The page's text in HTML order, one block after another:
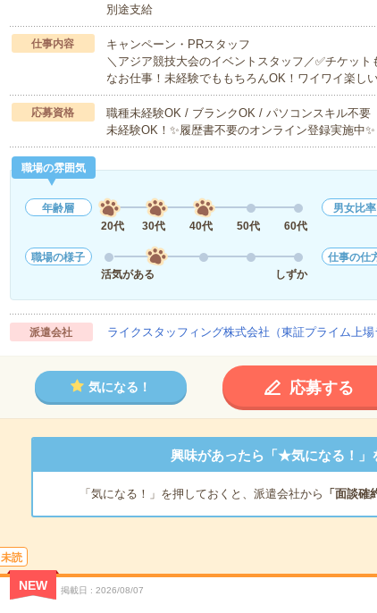
別途支給
仕事内容
キャンペーン・PRスタッフ
＼アジア競技大会のイベントスタッフ／✅チケッ
なお仕事！未経験でももちろんOK！ワイワイ楽し
応募資格
職種未経験OK / ブランクOK / パソコンスキル不要
未経験OK！✨履歴書不要のオンライン登録実施中✨
職場の雰囲気
年齢層
20代
30代 40代 50代 60代
男女比率
職場の様子
活気がある
しずか
仕事の仕
派遣会社 ライクスタッフィング株式会社（東証プライム上
気になる！ 応募する
興味があったら「★気になる！」
「気になる！」を押しておくと、派遣会社から 「面談確
未読
NEW 掲載日 2026/08/07